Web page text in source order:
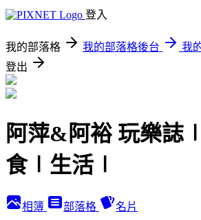
登入
我的部落格 我的部落格後台
我
登出
阿萍&阿裕 玩樂
食∣生活∣
相簿 部落格 名片